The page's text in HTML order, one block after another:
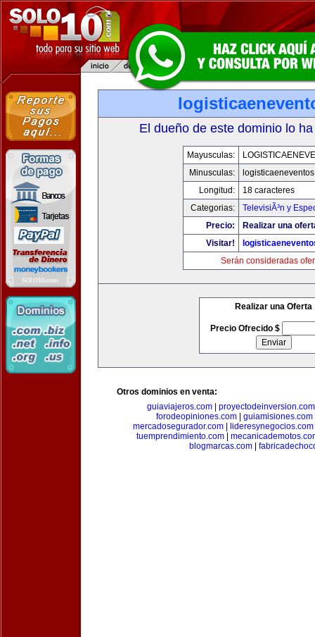
El dueño de este dominio lo
Mayusculas:
Minusculas:
Longitud:
18 caracteres
Categorias:
TelevisiÃ³n y
Precio:
Realizar una
Visitar!
Serán consideradas
Realizar una Oferta
Precio Ofrecido $
Otros dominios en venta:
guiaviajeros.com| proyectodeinversion.com
forodeopiniones.com
guiamisiones.com
mercadosegurador.com
lideresynegocios.com
tuemprendimiento.com
blogmarcas.com|